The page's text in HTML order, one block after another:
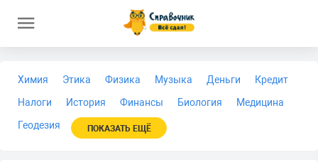
Химия Этика Физика Музыка Деньги
Кредит
Налоги
История Финансы Биология
Медицина
Геодезия
ПОКАЗАТЬ ЕЩЁ